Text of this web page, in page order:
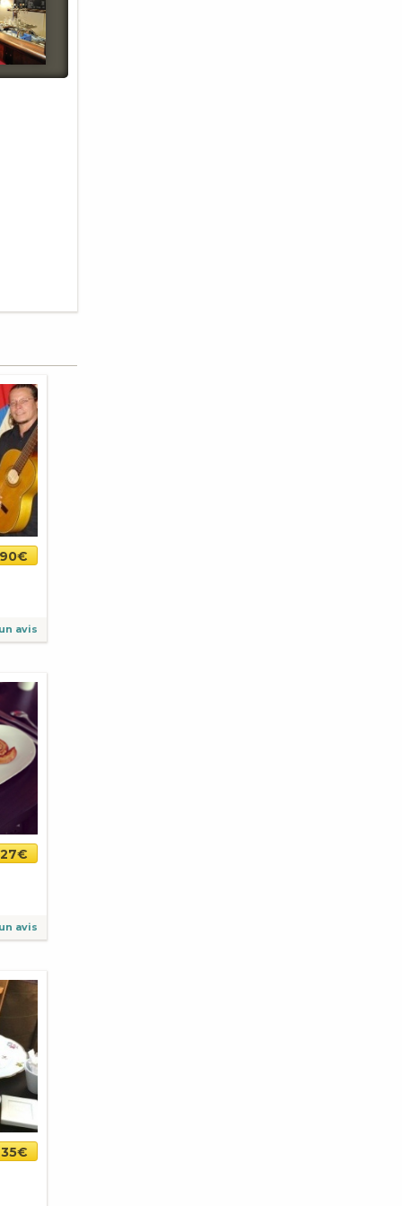
avis
27€
avis
35€